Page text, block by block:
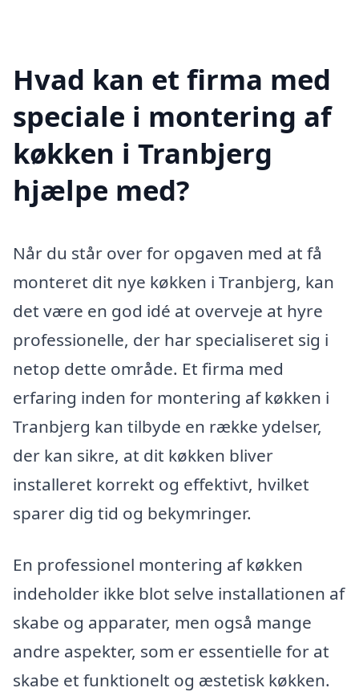
Hvad kan et firma med
speciale i montering af
køkken i Tranbjerg
hjælpe med?
Når du står over for opgaven med at få
monteret dit nye køkken i Tranbjerg, kan
det være en god idé at overveje at hyre
professionelle, der har specialiseret sig i
netop dette område. Et firma med
erfaring inden for montering af køkken i
Tranbjerg kan tilbyde en række ydelser,
der kan sikre, at dit køkken bliver
installeret korrekt og effektivt, hvilket
sparer dig tid og bekymringer.
En professionel montering af køkken
indeholder ikke blot selve installationen af
skabe og apparater, men også mange
andre aspekter, som er essentielle for at
skabe et funktionelt og æstetisk køkken.